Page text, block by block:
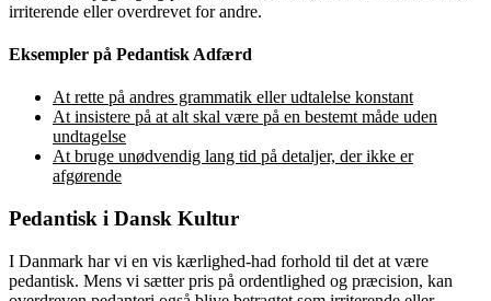
irriterende eller overdrevet for andre.
Eksempler på Pedantisk Adfærd
At rette på andres grammatik eller udtalelse konstant
At insistere på at alt skal være på en bestemt måde uden
undtagelse
At bruge unødvendig lang tid på detaljer, der ikke er
afgørende
Pedantisk i Dansk Kultur
I Danmark har vi en vis kærlighed-had forhold til det at være
pedantisk. Mens vi sætter pris på ordentlighed og præcision, kan